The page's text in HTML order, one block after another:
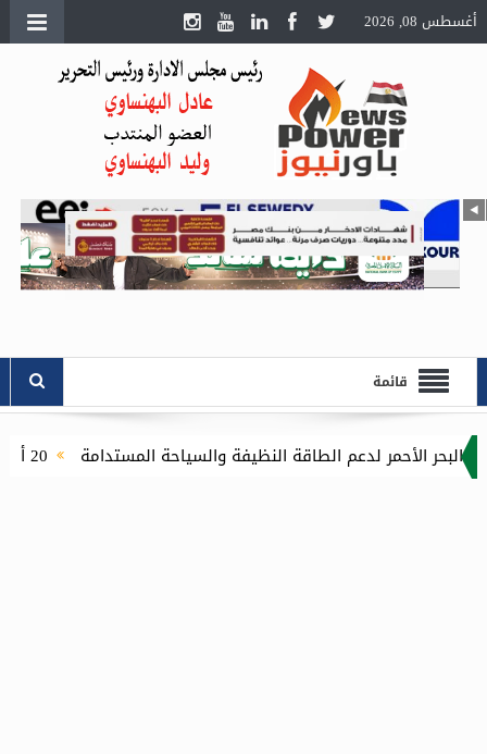
أغسطس 08, 2026
قائمة
20 أغسطس.. انطلاق الدورة الثامنة لمعرض تكنولوجيا الليد ونظم الإضاءة الحديثة بالقاهرة الجديدة